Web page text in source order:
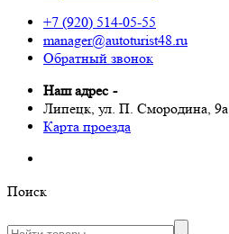
+7 (920) 514-05-55
manager@autoturist48.ru
Обратный звонок
Наш адрес -
Липецк, ул. П. Смородина, 9а
Карта проезда
Поиск